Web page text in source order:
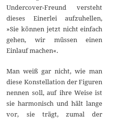
Undercover-Freund versteht
dieses Einerlei aufzuhellen,
»Sie können jetzt nicht einfach
gehen, wir müssen einen
Einlauf machen«.
Man weiß gar nicht, wie man
diese Konstellation der Figuren
nennen soll, auf ihre Weise ist
sie harmonisch und hält lange
vor, sie trägt, zumal der